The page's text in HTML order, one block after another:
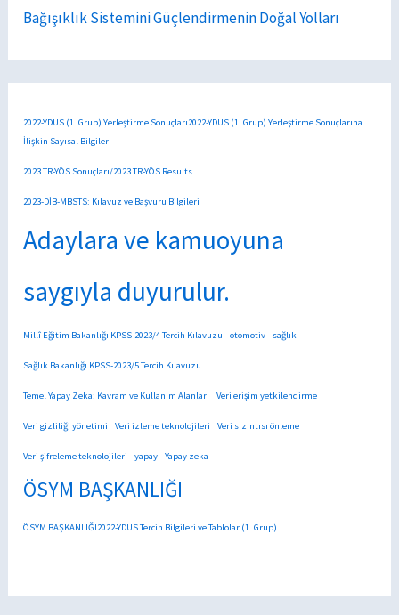
Bağışıklık Sistemini Güçlendirmenin Doğal Yolları
2022-YDUS (1. Grup) Yerleştirme Sonuçları2022-YDUS (1. Grup) Yerleştirme Sonuçlarına
İlişkin Sayısal Bilgiler
2023 TR-YÖS Sonuçları/2023 TR-YÖS Results
2023-DİB-MBSTS: Kılavuz ve Başvuru Bilgileri
Adaylara ve kamuoyuna
saygıyla duyurulur.
Millî Eğitim Bakanlığı KPSS-2023/4 Tercih Kılavuzu otomotiv sağlık
Sağlık Bakanlığı KPSS-2023/5 Tercih Kılavuzu
Temel Yapay Zeka: Kavram ve Kullanım Alanları Veri erişim yetkilendirme
Veri gizliliği yönetimi Veri izleme teknolojileri Veri sızıntısı önleme
Veri şifreleme teknolojileri yapay Yapay zeka
ÖSYM BAŞKANLIĞI
ÖSYM BAŞKANLIĞI2022-YDUS Tercih Bilgileri ve Tablolar (1. Grup)